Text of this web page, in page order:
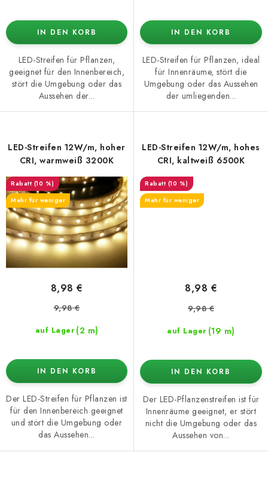
IN DEN KORB
LED-Streifen für Pflanzen,
geeignet für den Innenbereich,
stört die Umgebung oder das
Aussehen der...
IN DEN KORB
LED-Streifen für Pflanzen, ideal
für Innenräume, stört die
Umgebung oder das Aussehen
der umliegenden...
LED-Streifen 12W/m, hoher
CRI, warmweiß 3200K
(10 %)
Mehr für weniger
auf Lager (2 m)
8,98 €
9,98 €
IN DEN KORB
Der LED-Streifen für Pflanzen ist
für den Innenbereich geeignet
und stört die Umgebung oder
das Aussehen...
LED-Streifen 12W/m, hohes
CRI, kaltweiß 6500K
(10 %)
Mehr für weniger
auf Lager (19 m)
8,98 €
9,98 €
IN DEN KORB
Der LED-Pflanzenstreifen ist für
Innenräume geeignet, er stört
nicht die Umgebung oder das
Aussehen von...